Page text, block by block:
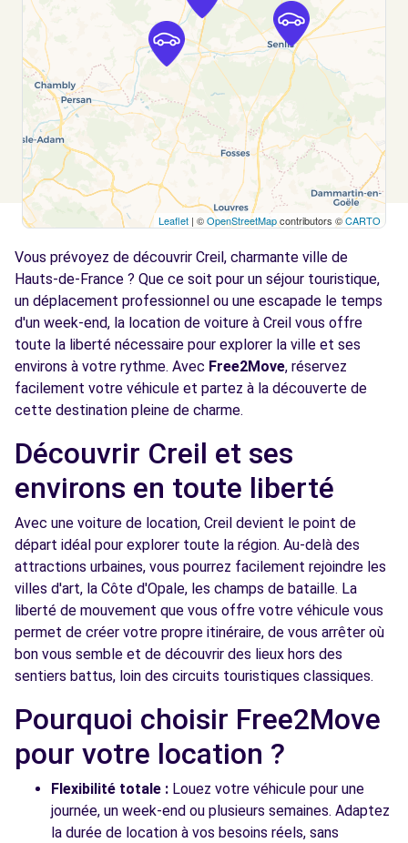
Free2Move Rent - AUTO PASSION - PONT-
STE-MAXENCE (C)
km
26 RUE GEORGES DECROZE
PONT-STE-MAXENCE, 60700
Voir l'agence
Free2Move Rent - SOFEMO SENLIS -
11.0
km
10 AVENUE ETIENNE AUDIBERT
SENLIS, 60300
Voir l'agence
Free2Move Rent - GARAGE MAURICE -
BURY (C)
11.8
2 RUE DU GRAND PRE
BURY, 60250
Voir l'agence
Leaflet | ©OpenStreetMapcontributors ©CARTO
Vous prévoyez de découvrir Creil, charmante ville de
Hauts-de-France ? Que ce soit pour un séjour touristique,
un déplacement professionnel ou une escapade le temps
d'un week-end, la location de voiture à Creil vous offre
toute la liberté nécessaire pour explorer la ville et ses
environs à votre rythme. Avec Free2Move, réservez
facilement votre véhicule et partez à la découverte de
cette destination pleine de charme.
Découvrir Creil et ses
environs en toute liberté
Avec une voiture de location, Creil devient le point de
départ idéal pour explorer toute la région. Au-delà des
attractions urbaines, vous pourrez facilement rejoindre les
villes d'art, la Côte d'Opale, les champs de bataille. La
liberté de mouvement que vous offre votre véhicule vous
permet de créer votre propre itinéraire, de vous arrêter où
bon vous semble et de découvrir des lieux hors des
sentiers battus, loin des circuits touristiques classiques.
Pourquoi choisir Free2Move
pour votre location ?
Flexibilité totale : Louez votre véhicule pour une
journée, un week-end ou plusieurs semaines. Adaptez
la durée de location à vos besoins réels, sans